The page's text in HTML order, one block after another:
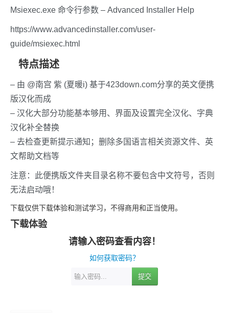
Msiexec.exe 命令行参数 – Advanced Installer Help
https://www.advancedinstaller.com/user-
guide/msiexec.html
特点描述
– 由 @南宫 紫 (夏暖i) 基于423down.com分享的英文便携
版汉化而成
– 汉化大部分功能基本够用、界面及设置完全汉化、字典
汉化补全替换
– 去检查更新提示通知；删除多国语言相关资源文件、英
文帮助文档等
注意：此便携版文件夹目录名称不要包含中文符号，否则
无法启动哦！
下载仅供下载体验和测试学习，不得商用和正当使用。
下载体验
请输入密码查看内容！
如何获取密码？
提交